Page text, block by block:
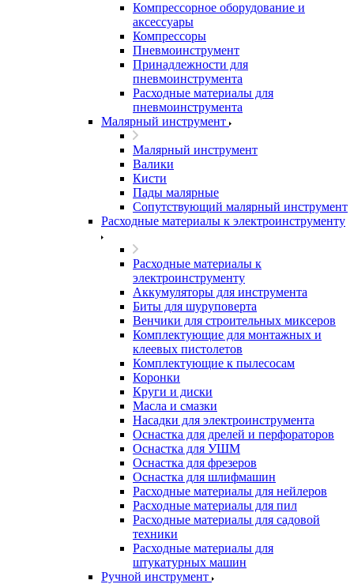
Компрессорное оборудование и
аксессуары
Компрессоры
Пневмоинструмент
Принадлежности для
пневмоинструмента
Расходные материалы для
пневмоинструмента
Малярный инструмент
Малярный инструмент
Валики
Кисти
Пады малярные
Сопутствующий малярный инструмент
Расходные материалы к электроинструменту
Расходные материалы к
электроинструменту
Аккумуляторы для инструмента
Биты для шуруповерта
Венчики для строительных миксеров
Комплектующие для монтажных и
клеевых пистолетов
Комплектующие к пылесосам
Коронки
Круги и диски
Масла и смазки
Насадки для электроинструмента
Оснастка для дрелей и перфораторов
Оснастка для УШМ
Оснастка для фрезеров
Оснастка для шлифмашин
Расходные материалы для нейлеров
Расходные материалы для пил
Расходные материалы для садовой
техники
Расходные материалы для
штукатурных машин
Ручной инструмент